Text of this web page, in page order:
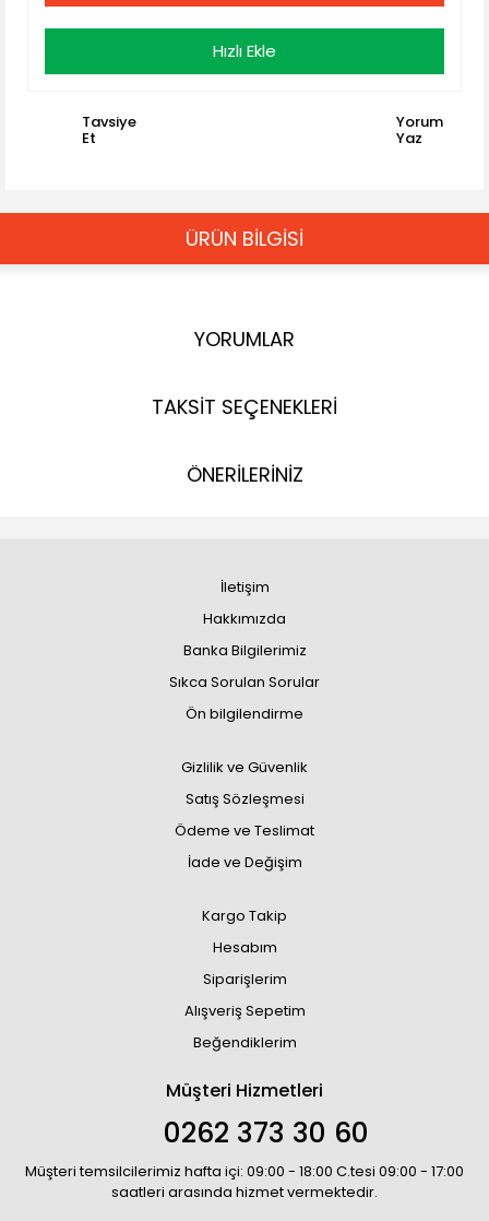
Hızlı Ekle
Tavsiye
Et
Yorum
Yaz
ÜRÜN BİLGİSİ
YORUMLAR
TAKSİT SEÇENEKLERİ
ÖNERİLERİNİZ
İletişim
Hakkımızda
Banka Bilgilerimiz
Sıkca Sorulan Sorular
Ön bilgilendirme
Gizlilik ve Güvenlik
Satış Sözleşmesi
Ödeme ve Teslimat
İade ve Değişim
Kargo Takip
Hesabım
Siparişlerim
Alışveriş Sepetim
Beğendiklerim
Müşteri Hizmetleri
0262 373 30 60
Müşteri temsilcilerimiz hafta içi: 09:00 - 18:00 C.tesi 09:00 - 17:00
saatleri arasında hizmet vermektedir.